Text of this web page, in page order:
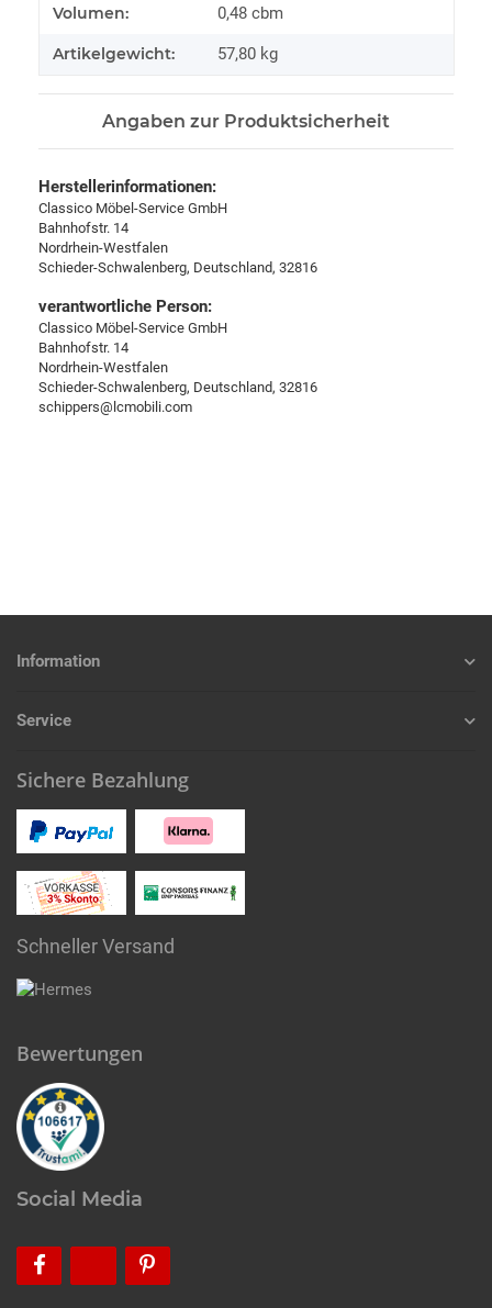
Produkteigenschaft
Wert
Volumen: 0,48 cbm
Artikelgewicht: 57,80 kg
Angaben zur Produktsicherheit
Herstellerinformationen:
Classico Möbel-Service GmbH
Bahnhofstr. 14
Nordrhein-Westfalen
Schieder-Schwalenberg, Deutschland, 32816
verantwortliche Person:
Classico Möbel-Service GmbH
Bahnhofstr. 14
Nordrhein-Westfalen
Schieder-Schwalenberg, Deutschland, 32816
schippers@lcmobili.com
Information
Service
Sichere Bezahlung
Schneller Versand
Bewertungen
Social Media